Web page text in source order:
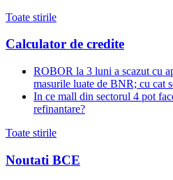
Toate stirile
Calculator de credite
ROBOR la 3 luni a scazut cu
masurile luate de BNR; cu cat
In ce mall din sectorul 4 pot
refinantare?
Toate stirile
Noutati BCE